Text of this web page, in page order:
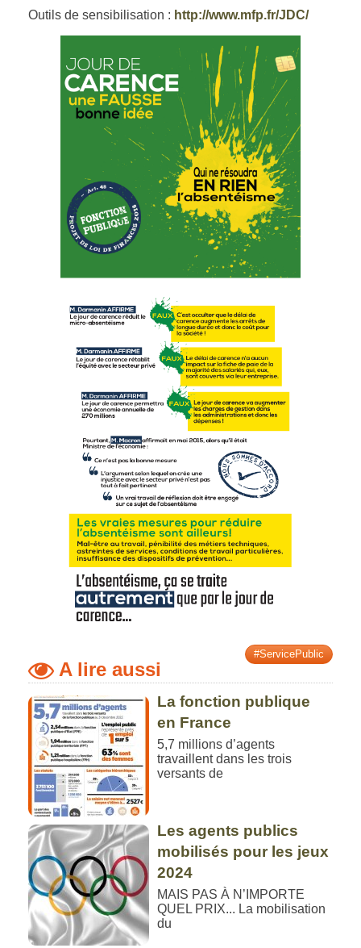
Outils de sensibilisation : http://www.mfp.fr/JDC/
#ServicePublic
A lire aussi
La fonction publique
en France
5,7 millions d’agents
travaillent dans les trois
versants de
Les agents publics
mobilisés pour les jeux
2024
MAIS PAS À N’IMPORTE
QUEL PRIX... La mobilisation
du